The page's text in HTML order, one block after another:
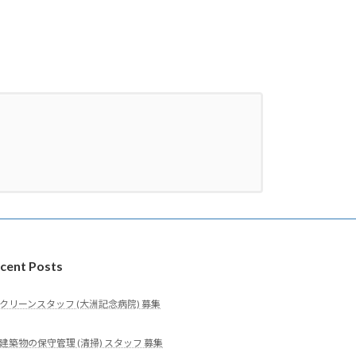
Posts
クリーンスタッフ (大洲記念病院) 募集
建築物の保守管理 (清掃) スタッフ 募集